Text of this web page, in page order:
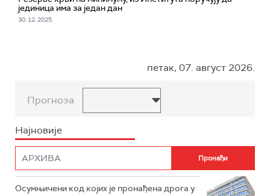
јединица има за један дан
30. 12. 2025.
петак, 07. август 2026.
Прогноза
Најновије
Осумњичени код којих је пронађена дрога у